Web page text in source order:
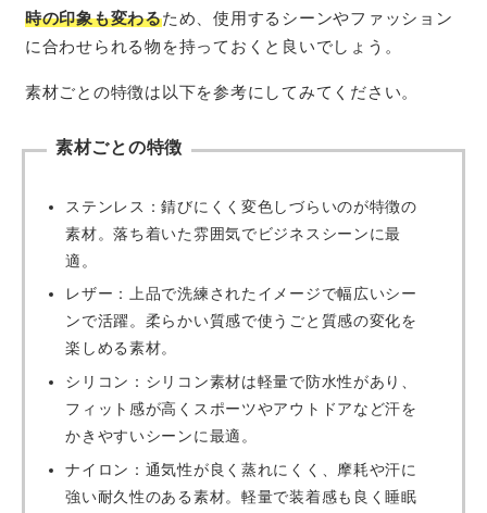
時の印象も変わるため、使用するシーンやファッション
に合わせられる物を持っておくと良いでしょう。
素材ごとの特徴は以下を参考にしてみてください。
素材ごとの特徴
ステンレス：錆びにくく変色しづらいのが特徴の
素材。落ち着いた雰囲気でビジネスシーンに最
適。
レザー：上品で洗練されたイメージで幅広いシー
ンで活躍。柔らかい質感で使うごと質感の変化を
楽しめる素材。
シリコン：シリコン素材は軽量で防水性があり、
フィット感が高くスポーツやアウトドアなど汗を
かきやすいシーンに最適。
ナイロン：通気性が良く蒸れにくく、摩耗や汗に
強い耐久性のある素材。軽量で装着感も良く睡眠